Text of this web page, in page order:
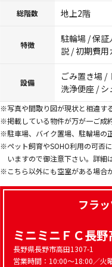
総階数 地上2階
特徴
駐輪場 / 保
説 / 初期費
設備
ごみ置き場 /
洗浄便座 /
※写真や間取り図が現状と相違す
※掲載している物件が万が一ご成
※駐車場、バイク置場、駐輪場の
※ペット飼育やSOHO利用の可否
いますので御注意下さい。詳細
※こちら以外にも空室がある場合
フラ
ミニミニＦＣ長
長野県長野市高田1307-1
営業時間：10:00～18:00／火